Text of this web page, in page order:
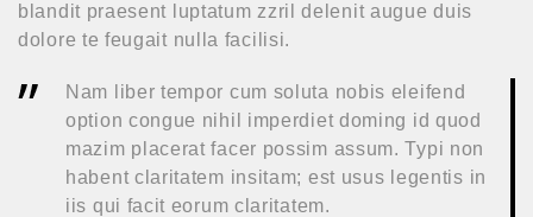
blandit praesent luptatum zzril delenit augue duis
dolore te feugait nulla facilisi.
Nam liber tempor cum soluta nobis eleifend
option congue nihil imperdiet doming id quod
mazim placerat facer possim assum. Typi non
habent claritatem insitam; est usus legentis in
iis qui facit eorum claritatem.